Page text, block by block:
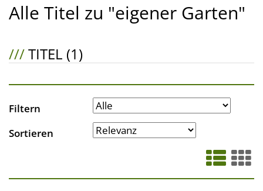
Alle Titel zu "eigener Garten"
///TITEL (1)
Filtern
Sortieren